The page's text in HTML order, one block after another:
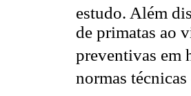
estudo. Além
de primatas ao
preventivas em
normas